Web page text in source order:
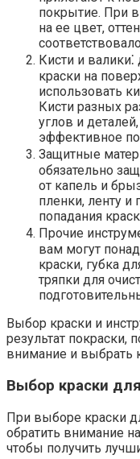
покрытие.​ При
на ее цвет,
Кисти и
краски на
использовать
Кисти разных
углов и
эффективное
Защитные
обязательно
от капель и
пленки, ленту и
попадания
Прочие
вам могут
краски, губка
тряпки для
Выбор краски и
результат покраски,
внимание и выбрать
Выбор краски
При выборе краски
обратить внимание
чтобы получить